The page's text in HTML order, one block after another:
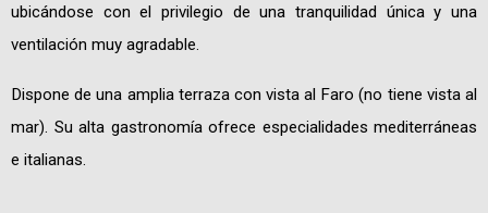
ubicándose con el privilegio de una tranquilidad única y una
ventilación muy agradable.
Dispone de una amplia terraza con vista al Faro (no tiene vista al
mar). Su alta gastronomía ofrece especialidades mediterráneas
e italianas.